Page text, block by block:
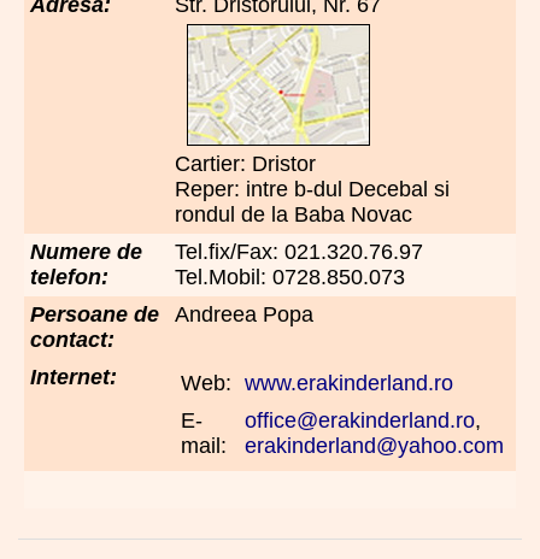
Cartier: Dristor
Reper: intre b-dul Decebal si
rondul de la Baba Novac
Numere de
telefon:
Tel.fix/Fax: 021.320.76.97
Tel.Mobil: 0728.850.073
Persoane de
contact:
Andreea Popa
Internet: Web: www.erakinderland.ro
E-
mail:
office@erakinderland.ro,
erakinderland@yahoo.com